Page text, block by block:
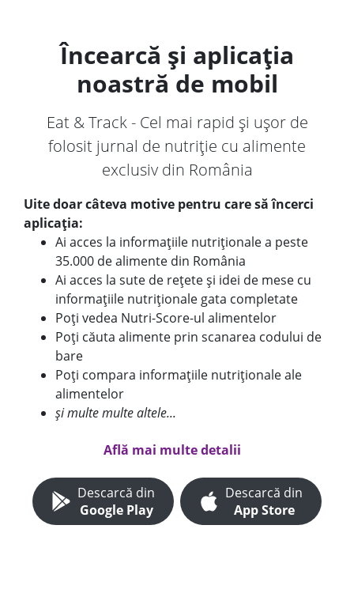
Încearcă și aplicația
noastră de mobil
Eat & Track - Cel mai rapid și ușor de
folosit jurnal de nutriție cu alimente
exclusiv din România
Uite doar câteva motive pentru care să încerci
aplicația:
Ai acces la informațiile nutriționale a peste
35.000 de alimente din România
Ai acces la sute de rețete și idei de mese cu
informațiile nutriționale gata completate
Poți vedea Nutri-Score-ul alimentelor
Poți căuta alimente prin scanarea codului de
bare
Poți compara informațiile nutriționale ale
alimentelor
și multe multe altele...
Află mai multe detalii
Descarcă din
Google Play
Descarcă din
App Store